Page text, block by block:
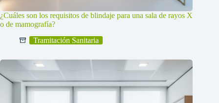
¿Cuáles son los requisitos de blindaje para una sala de rayos X
o de mamografía?
Tramitación Sanitaria